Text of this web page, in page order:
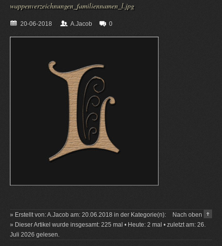
wappenverzeichnungen_familiennamen_l.jpg
20-06-2018 A.Jacob 0
Nach oben
» Erstellt von: A.Jacob am: 20.06.2018 in der Kategorie(n):
» Dieser Artikel wurde insgesamt: 225 mal • Heute: 2 mal • zuletzt am: 26.
Juli 2026 gelesen.